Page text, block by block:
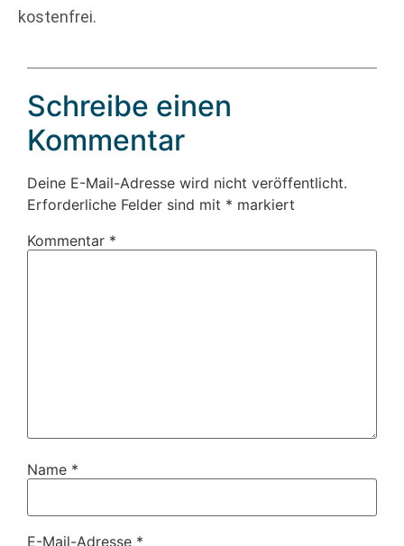
kostenfrei.
Schreibe einen
Kommentar
Deine E-Mail-Adresse wird nicht veröffentlicht.
Erforderliche Felder sind mit * markiert
Kommentar *
Name *
E-Mail-Adresse *